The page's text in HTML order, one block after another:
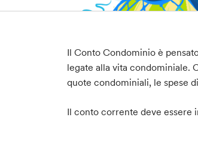
Il Conto Condominio è
legate alla vita condominiale.
quote condominiali, le spese
Il conto corrente deve essere